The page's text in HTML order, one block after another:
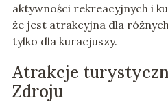
aktywności rekreacyjnych i
że jest atrakcyjna dla
tylko dla kuracjuszy.
Atrakcje
Zdroju